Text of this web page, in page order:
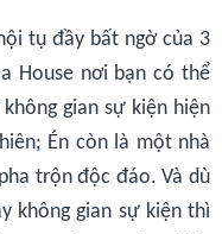
tụ đầy bất ngờ của 3
House nơi bạn có thể
gian sự kiện hiện
Én còn là một nhà
trộn độc đáo. Và dù
không gian sự kiện thì